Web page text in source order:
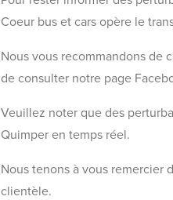
Coeur bus et cars opère le
Nous vous recommandons de
de consulter notre page
Veuillez noter que des
Quimper en temps réel.
Nous tenons à vous remercier
clientèle.